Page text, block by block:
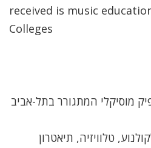
received is music
Colleges
מוסיקלי המתגורר בתל-אביב
לקולנוע, טלוויזיה, תיאטרון